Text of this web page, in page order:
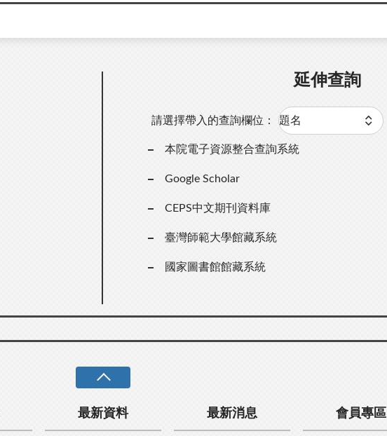
延伸查詢
請選擇帶入的查詢欄位：
本院電子資源整合查詢系統
Google Scholar
CEPS中文期刊資料庫
臺灣師範大學館藏系統
國家圖書館館藏系統
最新資料 最新消息 會員專區